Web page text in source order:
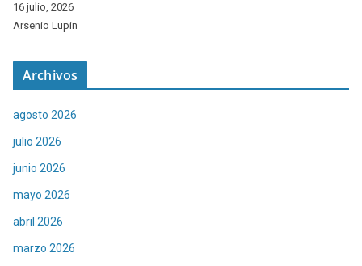
16 julio, 2026
Arsenio Lupin
Archivos
agosto 2026
julio 2026
junio 2026
mayo 2026
abril 2026
marzo 2026